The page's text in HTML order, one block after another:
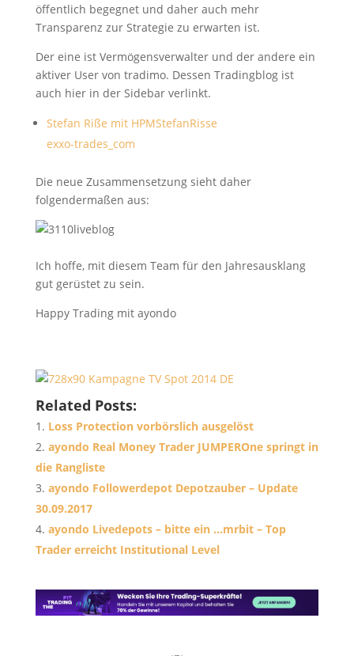
öffentlich begegnet und daher auch mehr
Transparenz zur Strategie zu erwarten ist.
Der eine ist Vermögensverwalter und der andere ein
aktiver User von tradimo. Dessen Tradingblog ist
auch hier in der Sidebar verlinkt.
Stefan Riße mit HPMStefanRisse
exxo-trades_com
Die neue Zusammensetzung sieht daher
folgendermaßen aus:
Ich hoffe, mit diesem Team für den Jahresausklang
gut gerüstet zu sein.
Happy Trading mit ayondo
Related Posts:
Loss Protection vorbörslich ausgelöst
ayondo Real Money Trader JUMPEROne springt in
die Rangliste
ayondo Followerdepot Depotzauber – Update
30.09.2017
ayondo Livedepots – bitte ein …mrbit – Top
Trader erreicht Institutional Level